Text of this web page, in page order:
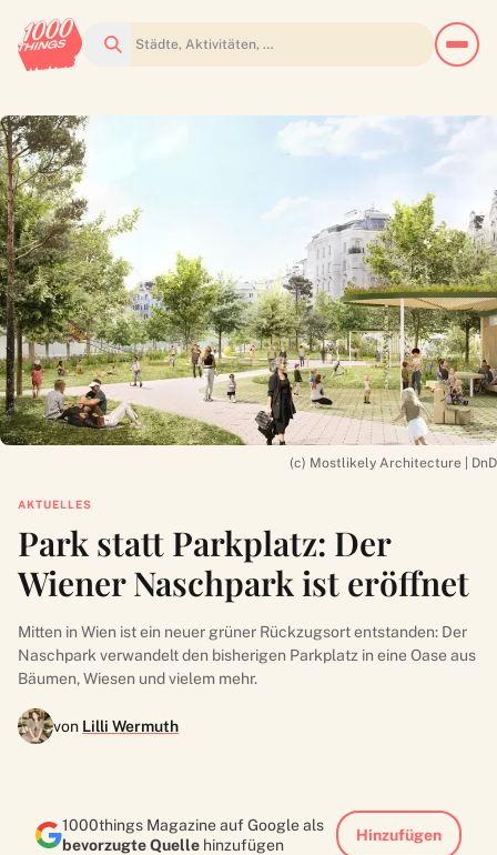
Suchen
(c) Mostlikely Architecture | DnD
AKTUELLES
Park statt Parkplatz: Der
Wiener Naschpark ist eröffnet
Mitten in Wien ist ein neuer grüner Rückzugsort entstanden: Der
Naschpark verwandelt den bisherigen Parkplatz in eine Oase aus
Bäumen, Wiesen und vielem mehr.
von Lilli Wermuth
1000things Magazine auf Google als
bevorzugte Quelle hinzufügen
Hinzufügen